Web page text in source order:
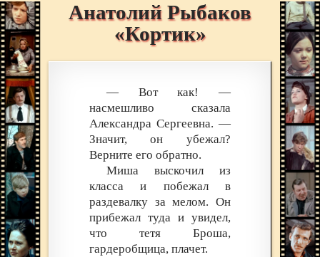
Анатолий Рыбаков
«Кортик»
— Вот как! —
насмешливо сказала
Александра Сергеевна. —
Значит, он убежал?
Верните его обратно.
Миша выскочил из
класса и побежал в
раздевалку за мелом. Он
прибежал туда и увидел,
что тетя Броша,
гардеробщица, плачет.